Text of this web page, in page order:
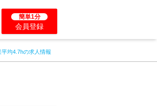
簡単1分
会員登録
均4.7hの求人情報